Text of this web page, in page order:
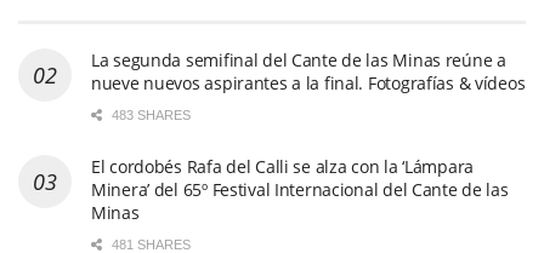
La segunda semifinal del Cante de las Minas reúne a
nueve nuevos aspirantes a la final. Fotografías & vídeos
483 SHARES
El cordobés Rafa del Calli se alza con la ‘Lámpara
Minera’ del 65º Festival Internacional del Cante de las
Minas
481 SHARES